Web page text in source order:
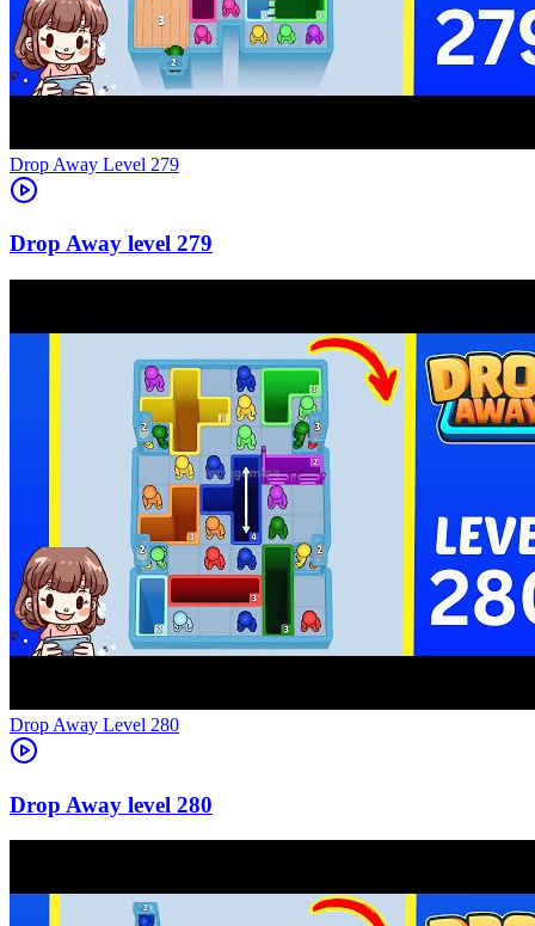
Level 279
279
Level 280
280